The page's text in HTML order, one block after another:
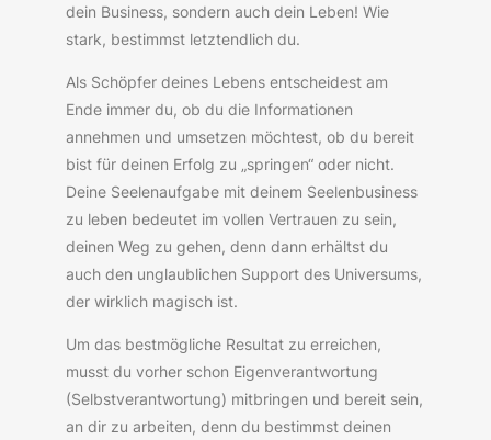
dein Business, sondern auch dein Leben! Wie
stark, bestimmst letztendlich du.
Als Schöpfer deines Lebens entscheidest am
Ende immer du, ob du die Informationen
annehmen und umsetzen möchtest, ob du bereit
bist für deinen Erfolg zu „springen“ oder nicht.
Deine Seelenaufgabe mit deinem Seelenbusiness
zu leben bedeutet im vollen Vertrauen zu sein,
deinen Weg zu gehen, denn dann erhältst du
auch den unglaublichen Support des Universums,
der wirklich magisch ist.
Um das bestmögliche Resultat zu erreichen,
musst du vorher schon Eigenverantwortung
(Selbstverantwortung) mitbringen und bereit sein,
an dir zu arbeiten, denn du bestimmst deinen